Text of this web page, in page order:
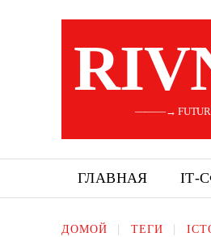
———→
ГЛАВНАЯ ІТ-
ДОМОЙ ТЕГИ